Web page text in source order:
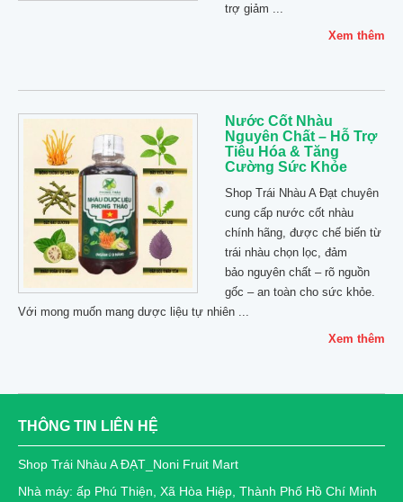
trợ giảm ...
Xem thêm
Nước Cốt Nhàu
Nguyên Chất – Hỗ Trợ
Tiêu Hóa & Tăng
Cường Sức Khỏe
Shop Trái Nhàu A Đạt chuyên
cung cấp nước cốt nhàu
chính hãng, được chế biến từ
trái nhàu chọn lọc, đảm
bảo nguyên chất – rõ nguồn
gốc – an toàn cho sức khỏe.
Với mong muốn mang dược liệu tự nhiên ...
Xem thêm
THÔNG TIN LIÊN HỆ
Shop Trái Nhàu A ĐẠT_Noni Fruit Mart
Nhà máy: ấp Phú Thiện, Xã Hòa Hiệp, Thành Phố Hồ Chí Minh